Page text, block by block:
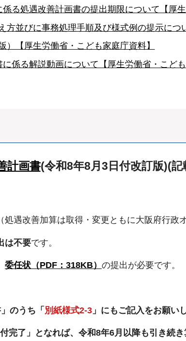
る処遇改善計画書の提出期限について【厚
並びに事務処理手順及び様式例の提示につ
【厚生労働省・こども家庭庁資料】
係る解説動画について【厚生労働省・こども
計画書(令和8年8月3日付改訂版)(記
遇改善加算は取得・変更ともに大阪府行政
は不要です。
委任状（PDF：318KB） の提出が必要です。
のうち「 別紙様式2-3 」にもご記入をお願い
完了」となれば、令和8年6月以降も引き続き